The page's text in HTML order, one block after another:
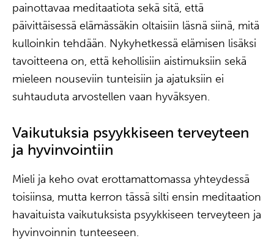
painottavaa meditaatiota sekä sitä, että
päivittäisessä elämässäkin oltaisiin läsnä siinä, mitä
kulloinkin tehdään. Nykyhetkessä elämisen lisäksi
tavoitteena on, että kehollisiin aistimuksiin sekä
mieleen nouseviin tunteisiin ja ajatuksiin ei
suhtauduta arvostellen vaan hyväksyen.
Vaikutuksia psyykkiseen terveyteen
ja hyvinvointiin
Mieli ja keho ovat erottamattomassa yhteydessä
toisiinsa, mutta kerron tässä silti ensin meditaation
havaituista vaikutuksista psyykkiseen terveyteen ja
hyvinvoinnin tunteeseen.